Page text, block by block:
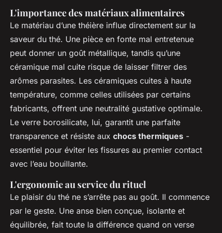
L'importance des matériaux alimentaires
Le matériau d’une théière influe directement sur la
saveur du thé. Une pièce en fonte mal entretenue
peut donner un goût métallique, tandis qu’une
céramique mal cuite risque de laisser filtrer des
arômes parasites. Les céramiques cuites à haute
température, comme celles utilisées par certains
fabricants, offrent une neutralité gustative optimale.
Le verre borosilicate, lui, garantit une parfaite
transparence et résiste aux chocs thermiques -
essentiel pour éviter les fissures au premier contact
avec l’eau bouillante.
L'ergonomie au service du rituel
Le plaisir du thé ne s’arrête pas au goût. Il commence
par le geste. Une anse bien conçue, isolante et
équilibrée, fait toute la différence quand on verse